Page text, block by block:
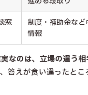
窓
制度・補助金など
情報
なのは、立場の違う
答えが食い違ったと